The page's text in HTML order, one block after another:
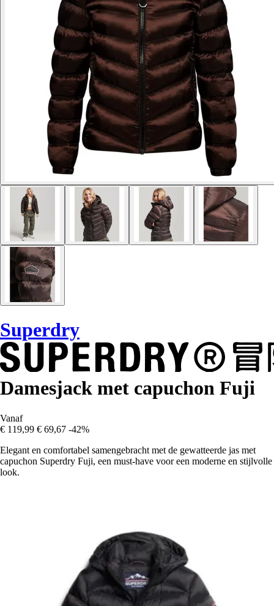
Superdry
Damesjack met capuchon Fuji
Vanaf
€ 119,99 € 69,67 -42%
Elegant en comfortabel samengebracht met de gewatteerde jas met
capuchon Superdry Fuji, een must-have voor een moderne en stijlvolle
look.